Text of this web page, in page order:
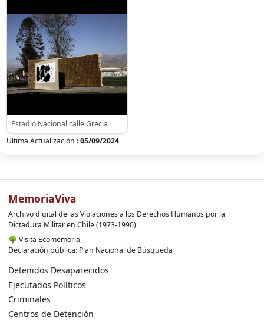
Estadio Nacional calle Grecia
Ultima Actualización :05/09/2024
MemoriaViva
Archivo digital de las Violaciones a los Derechos Humanos por la
Dictadura Militar en Chile (1973-1990)
🌳 Visita Ecomemoria
Declaración pública: Plan Nacional de Búsqueda
Detenidos Desaparecidos
Ejecutados Políticos
Criminales
Centros de Detención